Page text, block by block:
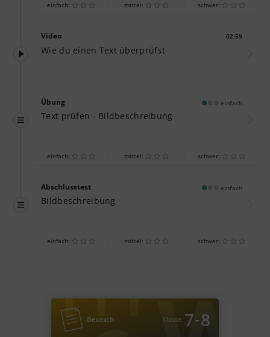
einfach: mittel: schwer:
Video 02:59
Wie du einen Text überprüfst
Übung einfach
Text prüfen - Bildbeschreibung
einfach: mittel: schwer:
Abschlusstest einfach
Bildbeschreibung
einfach: mittel: schwer:
Deutsch Klasse 7‐8